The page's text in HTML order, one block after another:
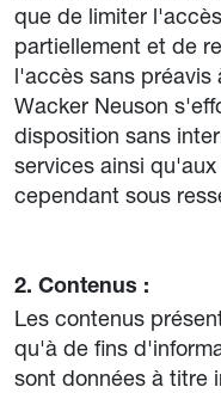
que de limiter
partiellement et de
l'accès sans préavis
Wacker Neuson
disposition sans
services ainsi
cependant sous
2. Contenus :
Les contenus
qu'à de fins
sont données à titre